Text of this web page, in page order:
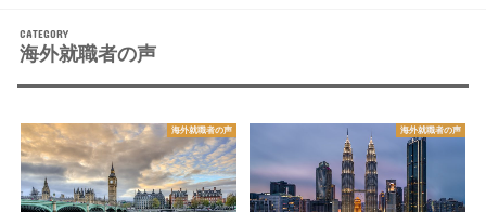
海外就職者の声
海外就職者の声 海外就職者の声